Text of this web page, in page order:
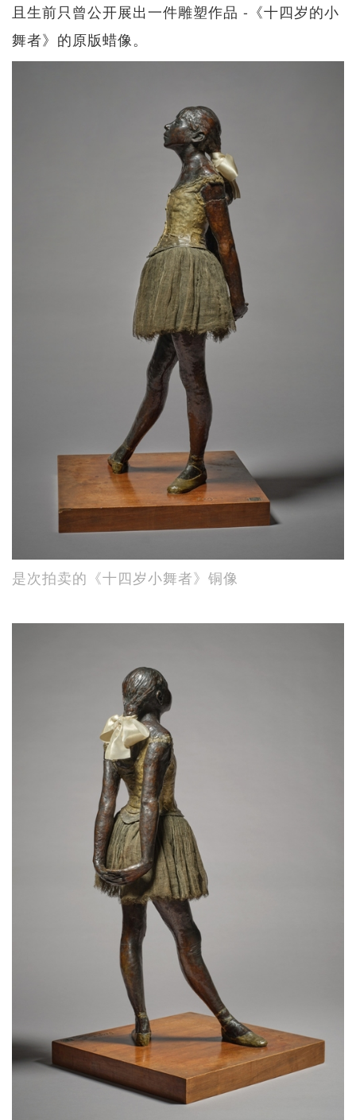
且生前只曾公开展出一件雕塑作品 -《十四岁的小
舞者》的原版蜡像。
是次拍卖的《十四岁小舞者》铜像